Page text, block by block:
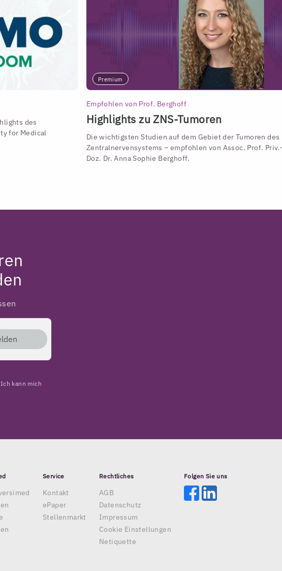
des
for Medical
Premium
Empfohlen von Prof. Berghoff
Highlights zu ZNS-Tumoren
Die wichtigsten Studien auf dem Gebiet der Tumoren des
Zentralnervensystems – empfohlen von Assoc. Prof.
Doz. Dr. Anna Sophie Berghoff.
kann mich
Service
Kontakt
ePaper
Stellenmarkt
Rechtliches
AGB
Datenschutz
Impressum
Cookie Einstellungen
Netiquette
Folgen Sie uns